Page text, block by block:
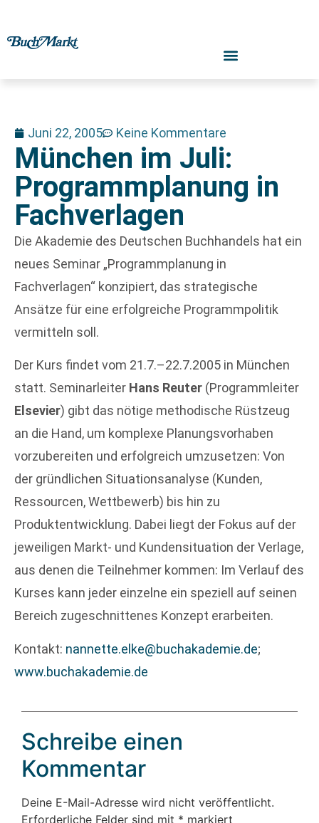
Juni 22, 2005 Keine Kommentare
München im Juli:
Programmplanung in
Fachverlagen
Die Akademie des Deutschen Buchhandels hat ein
neues Seminar „Programmplanung in
Fachverlagen“ konzipiert, das strategische
Ansätze für eine erfolgreiche Programmpolitik
vermitteln soll.
Der Kurs findet vom 21.7.–22.7.2005 in München
statt. Seminarleiter Hans Reuter (Programmleiter
Elsevier) gibt das nötige methodische Rüstzeug
an die Hand, um komplexe Planungsvorhaben
vorzubereiten und erfolgreich umzusetzen: Von
der gründlichen Situationsanalyse (Kunden,
Ressourcen, Wettbewerb) bis hin zu
Produktentwicklung. Dabei liegt der Fokus auf der
jeweiligen Markt- und Kundensituation der Verlage,
aus denen die Teilnehmer kommen: Im Verlauf des
Kurses kann jeder einzelne ein speziell auf seinen
Bereich zugeschnittenes Konzept erarbeiten.
Kontakt: nannette.elke@buchakademie.de;
www.buchakademie.de
Schreibe einen
Kommentar
Deine E-Mail-Adresse wird nicht veröffentlicht.
Erforderliche Felder sind mit * markiert